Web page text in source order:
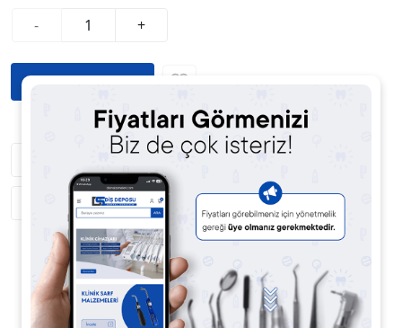
-
+
Fiyatı Düşünce Haber Ver
Satıcıya Soru Sor